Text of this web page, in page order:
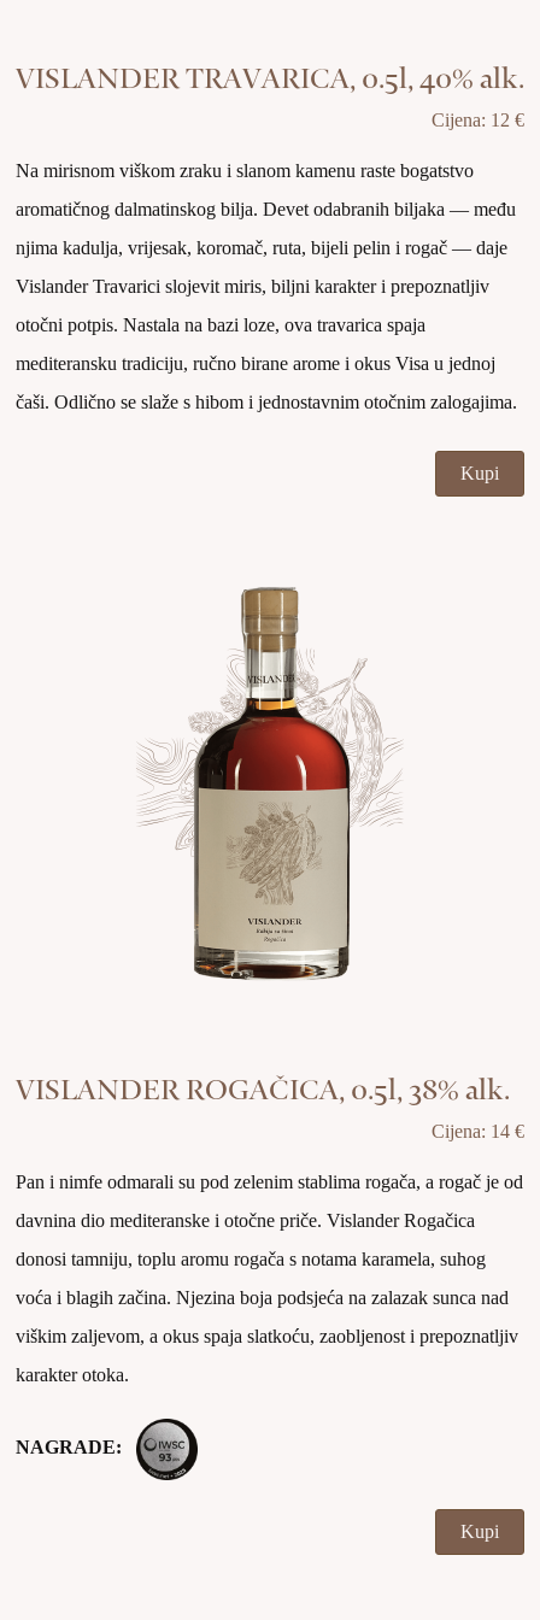
VISLANDER TRAVARICA, 0.5l, 40% alk.
Cijena: 12 €
Na mirisnom viškom zraku i slanom kamenu raste bogatstvo
aromatičnog dalmatinskog bilja. Devet odabranih biljaka — među
njima kadulja, vrijesak, koromač, ruta, bijeli pelin i rogač — daje
Vislander Travarici slojevit miris, biljni karakter i prepoznatljiv
otočni potpis. Nastala na bazi loze, ova travarica spaja
mediteransku tradiciju, ručno birane arome i okus Visa u jednoj
čaši. Odlično se slaže s hibom i jednostavnim otočnim zalogajima.
Kupi
VISLANDER ROGAČICA, 0.5l, 38% alk.
Cijena: 14 €
Pan i nimfe odmarali su pod zelenim stablima rogača, a rogač je od
davnina dio mediteranske i otočne priče. Vislander Rogačica
donosi tamniju, toplu aromu rogača s notama karamela, suhog
voća i blagih začina. Njezina boja podsjeća na zalazak sunca nad
viškim zaljevom, a okus spaja slatkoću, zaobljenost i prepoznatljiv
karakter otoka.
NAGRADE:
Kupi